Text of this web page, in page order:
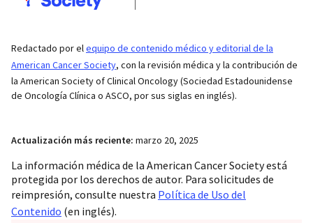
Redactado por elequipo de contenido médico y editorial de la
American Cancer Society, con la revisión médica y la contribución de
la American Society of Clinical Oncology (Sociedad Estadounidense
de Oncología Clínica o ASCO, por sus siglas en inglés).
Actualización más reciente: marzo 20, 2025
La información médica de la American Cancer Society está
protegida por los derechos de autor. Para solicitudes de
reimpresión, consulte nuestra Política de Uso del
Contenido (en inglés).